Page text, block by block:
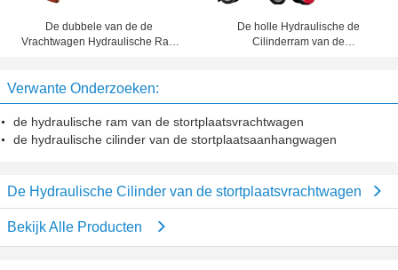
De dubbele van de de
Vrachtwagen Hydraulische Ram
Gediplomeerde Druk DNV
De holle Hydraulische de
Cilinderram van de
Verwante Onderzoeken:
de hydraulische ram van de stortplaatsvrachtwagen
de hydraulische cilinder van de stortplaatsaanhangwagen
De Hydraulische Cilinder van de stortplaatsvrachtwagen
Bekijk Alle Producten